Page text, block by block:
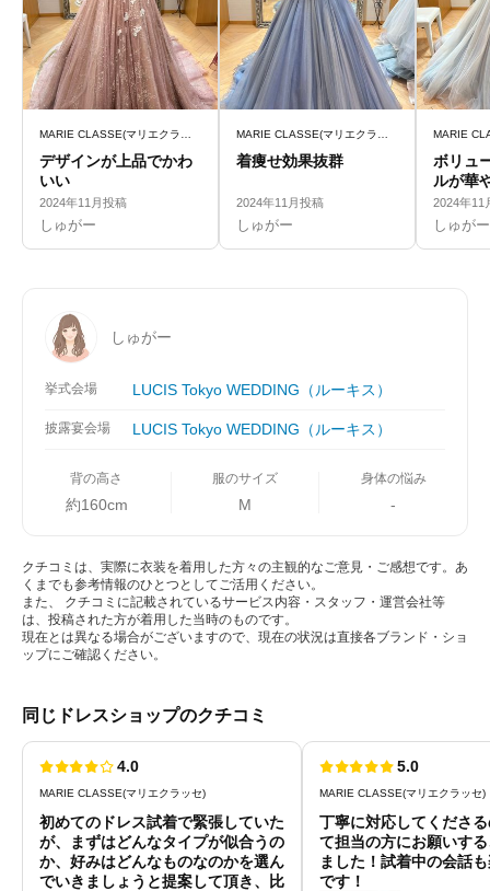
デザインが上品でかわ
いい
2024年11月投稿
しゅがー
着痩せ効果抜群
2024年11月投稿
しゅがー
ボリュ
ルが華
2024年11
しゅがー
しゅがー
挙式会場 LUCIS Tokyo WEDDING（ルーキス）
披露宴会場 LUCIS Tokyo WEDDING（ルーキス）
背の高さ
約160cm
服のサイズ
M
身体の悩み
-
クチコミは、実際に衣装を着用した方々の主観的なご意見・ご感想です。あ
くまでも参考情報のひとつとしてご活用ください。
また、 クチコミに記載されているサービス内容・スタッフ・運営会社等
は、投稿された方が着用した当時のものです。
現在とは異なる場合がございますので、現在の状況は直接各ブランド・ショ
ップにご確認ください。
同じドレスショップのクチコミ
4.0
MARIE CLASSE(マリエクラッセ)
初めてのドレス試着で緊張していた
が、まずはどんなタイプが似合うの
か、好みはどんなものなのかを選ん
でいきましょうと提案して頂き、比
5.0
MARIE CLASSE(マリエクラッセ)
丁寧に対応してくださ
て担当の方にお願いす
ました！試着中の会話
です！